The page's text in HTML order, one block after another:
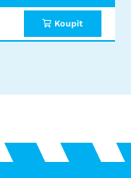
Koupit